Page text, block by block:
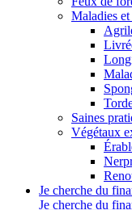
Maladies et
Saines
Végétaux
Je cherche du
Je cherche du